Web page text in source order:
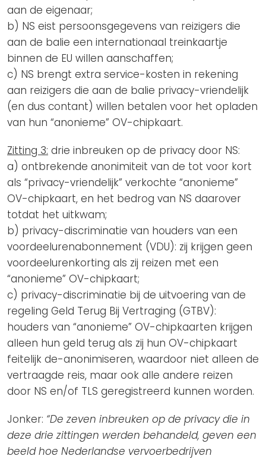
aan de eigenaar;
b) NS eist persoonsgegevens van reizigers die
aan de balie een internationaal treinkaartje
binnen de EU willen aanschaffen;
c) NS brengt extra service-kosten in rekening
aan reizigers die aan de balie privacy-vriendelijk
(en dus contant) willen betalen voor het opladen
van hun “anonieme” OV-chipkaart.
Zitting 3: drie inbreuken op de privacy door NS:
a) ontbrekende anonimiteit van de tot voor kort
als “privacy-vriendelijk” verkochte “anonieme”
OV-chipkaart, en het bedrog van NS daarover
totdat het uitkwam;
b) privacy-discriminatie van houders van een
voordeelurenabonnement (VDU): zij krijgen geen
voordeelurenkorting als zij reizen met een
“anonieme” OV-chipkaart;
c) privacy-discriminatie bij de uitvoering van de
regeling Geld Terug Bij Vertraging (GTBV):
houders van “anonieme” OV-chipkaarten krijgen
alleen hun geld terug als zij hun OV-chipkaart
feitelijk de-anonimiseren, waardoor niet alleen de
vertraagde reis, maar ook alle andere reizen
door NS en/of TLS geregistreerd kunnen worden.
Jonker: “De zeven inbreuken op de privacy die in
deze drie zittingen werden behandeld, geven een
beeld hoe Nederlandse vervoerbedrijven